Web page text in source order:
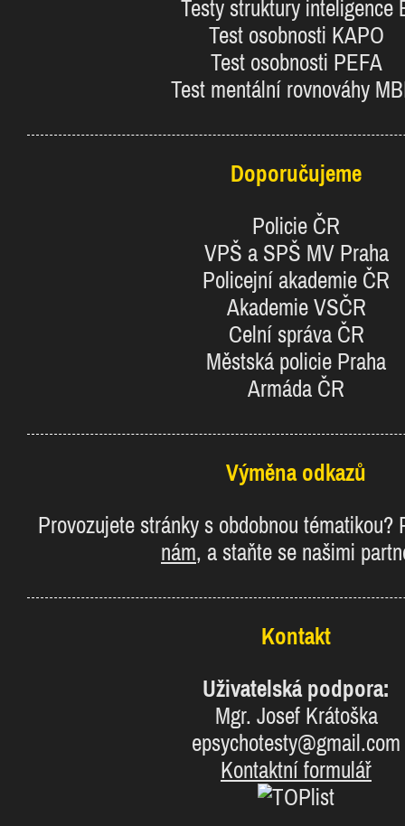
Testy struktury inteligence
Test osobnosti KAPO
Test osobnosti PEFA
Test mentální rovnováhy
Doporučujeme
Policie ČR
VPŠ a SPŠ MV Praha
Policejní akademie ČR
Akademie VSČR
Celní správa ČR
Městská policie Praha
Armáda ČR
Výměna odkazů
Provozujete stránky s obdobnou tématikou?
nám, a staňte se našimi
Kontakt
Uživatelská podpora:
Mgr. Josef Krátoška
epsychotesty@gmail.com
Kontaktní formulář